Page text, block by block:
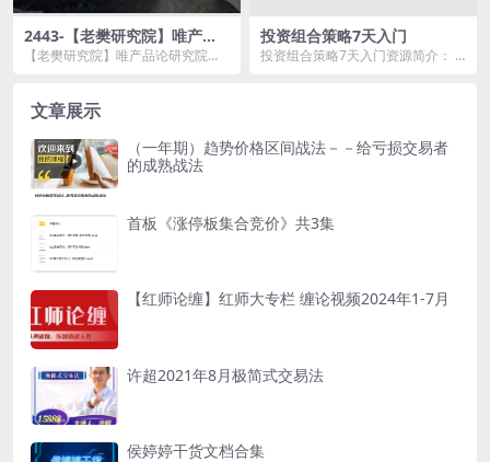
2443-【老樊研究院】唯产品
论研究院交易方法论系统课
【老樊研究院】唯产品论研究院交
投资组合策略7天入门
投资组合策略7天入门资源简介：
文章展示
（一年期）趋势价格区间战法－－给亏损交易者
的成熟战法
首板《涨停板集合竞价》共3集
【红师论缠】红师大专栏 缠论视频2024年1-7月
许超2021年8月极简式交易法
侯婷婷干货文档合集